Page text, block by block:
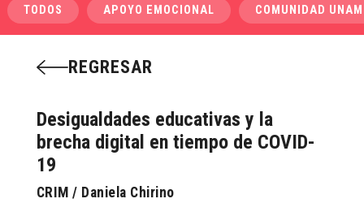
TODOS APOYO EMOCIONAL COMUNIDAD UNAM
REGRESAR
Desigualdades educativas y la
brecha digital en tiempo de COVID-
19
CRIM / Daniela Chirino